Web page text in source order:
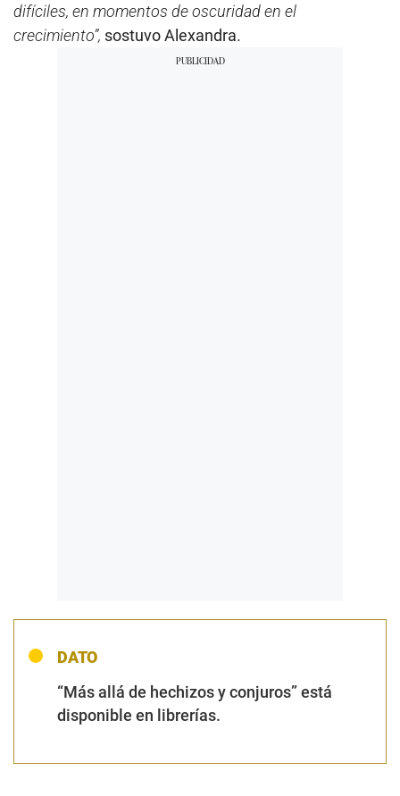
difíciles, en momentos de oscuridad en el
crecimiento”, sostuvo Alexandra.
DATO
“Más allá de hechizos y conjuros” está
disponible en librerías.